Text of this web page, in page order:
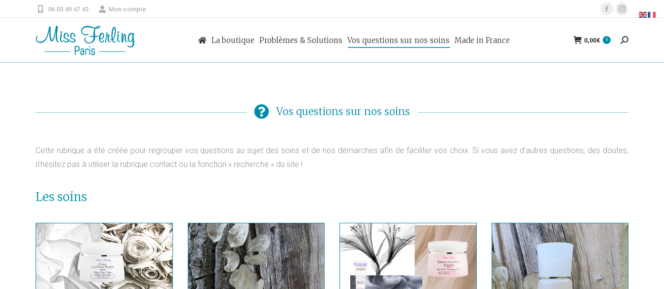
06 03 49 47 42 Mon compte
Facebook
opens
new
Instagram
opens
new
La boutique Problèmes & Solutions Vos questions sur nos soins Made in France 0,00€ 0
Recherche
Vos questions sur nos soins
Cette rubrique a été créée pour regrouper vos questions au sujet des soins et de nos démarches afin de faciliter vos choix. Si vous avez d’autres questions, des doutes,
n’hésitez pas à utiliser la rubrique contact ou la fonction « recherche » du site !
Les soins